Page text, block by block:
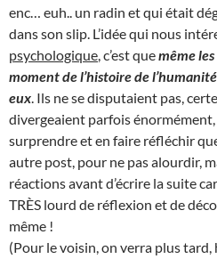
enc… euh.. un radin et qui était
dans son slip. L’idée qui nous
psychologique , c’est quemême
moment de l’histoire de
eux . Ils ne se disputaient pas,
divergeaient parfois
surprendre et en faire réfléchir
autre post, pour ne pas alourdir,
réactions avant d’écrire la suite
TRÈS lourd de réflexion et de
même !
(Pour le voisin, on verra plus tard,